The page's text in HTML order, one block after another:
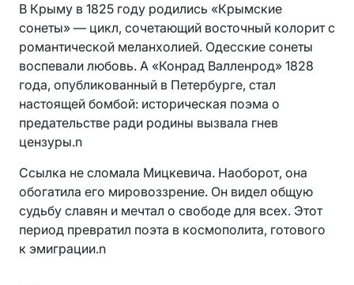
В Крыму в 1825 году родились «Крымские
сонеты» — цикл, сочетающий восточный колорит с
романтической меланхолией. Одесские сонеты
воспевали любовь. А «Конрад Валленрод» 1828
года, опубликованный в Петербурге, стал
настоящей бомбой: историческая поэма о
предательстве ради родины вызвала гнев
цензуры.n
Ссылка не сломала Мицкевича. Наоборот, она
обогатила его мировоззрение. Он видел общую
судьбу славян и мечтал о свободе для всех. Этот
период превратил поэта в космополита, готового
к эмиграции.n